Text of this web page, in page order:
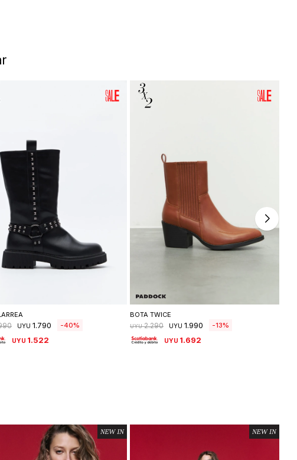
UYU 1.790 40
UYU 1.522
BOTA TWICE
UYU 2.290 UYU 1.990 13
UYU 1.692